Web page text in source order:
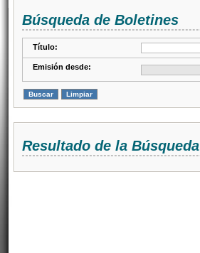
Búsqueda de Boletines
Título:
Emisión desde:
Resultado de la Búsqueda